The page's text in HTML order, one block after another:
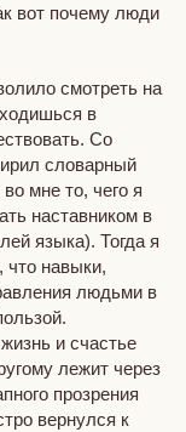
вот почему люди
смотреть на
в
Со
словарный
мне то, чего я
наставником в
языка). Тогда я
что навыки,
людьми в
и счастье
лежит через
прозрения
вернулся к